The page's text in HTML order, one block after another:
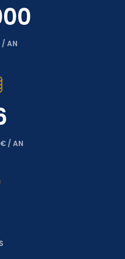
/ AN
€ / AN